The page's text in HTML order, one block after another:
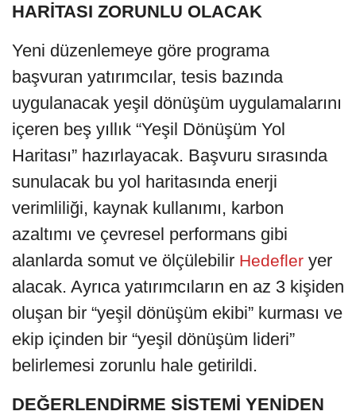
HARİTASI ZORUNLU OLACAK
Yeni düzenlemeye göre programa
başvuran yatırımcılar, tesis bazında
uygulanacak yeşil dönüşüm uygulamalarını
içeren beş yıllık “Yeşil Dönüşüm Yol
Haritası” hazırlayacak. Başvuru sırasında
sunulacak bu yol haritasında enerji
verimliliği, kaynak kullanımı, karbon
azaltımı ve çevresel performans gibi
alanlarda somut ve ölçülebilir Hedefler yer
alacak. Ayrıca yatırımcıların en az 3 kişiden
oluşan bir “yeşil dönüşüm ekibi” kurması ve
ekip içinden bir “yeşil dönüşüm lideri”
belirlemesi zorunlu hale getirildi.
DEĞERLENDİRME SİSTEMİ YENİDEN